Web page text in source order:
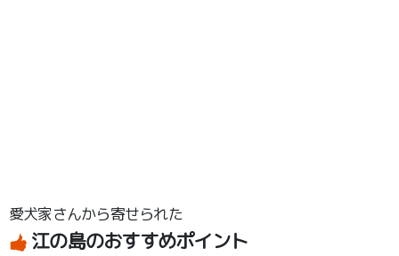
愛犬家さんから寄せられた
江の島のおすすめポイント